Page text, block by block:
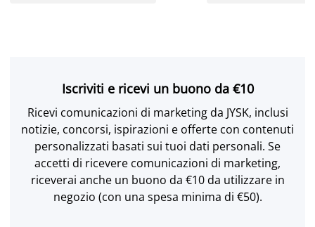
Iscriviti e ricevi un buono da €10
Ricevi comunicazioni di marketing da JYSK, inclusi
notizie, concorsi, ispirazioni e offerte con contenuti
personalizzati basati sui tuoi dati personali. Se
accetti di ricevere comunicazioni di marketing,
riceverai anche un buono da €10 da utilizzare in
negozio (con una spesa minima di €50).